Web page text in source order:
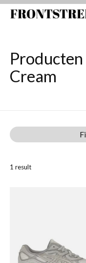
Cream
1 result